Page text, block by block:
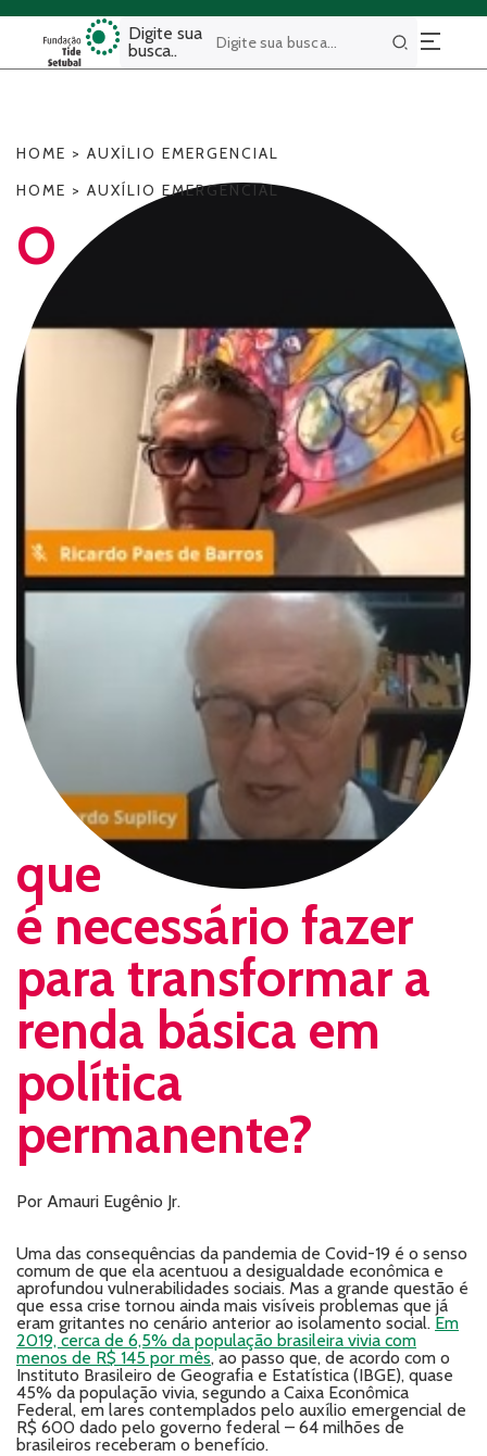
Digite sua
busca..
Buscar
HOME > AUXÍLIO EMERGENCIAL
HOME > AUXÍLIO EMERGENCIAL
O
que
é necessário fazer
para transformar a
renda básica em
política
permanente?
Por Amauri Eugênio Jr.
Uma das consequências da pandemia de Covid-19 é o senso
comum de que ela acentuou a desigualdade econômica e
aprofundou vulnerabilidades sociais. Mas a grande questão é
que essa crise tornou ainda mais visíveis problemas que já
eram gritantes no cenário anterior ao isolamento social. Em
2019, cerca de 6,5% da população brasileira vivia com
menos de R$ 145 por mês, ao passo que, de acordo com o
Instituto Brasileiro de Geografia e Estatística (IBGE), quase
45% da população vivia, segundo a Caixa Econômica
Federal, em lares contemplados pelo auxílio emergencial de
R$ 600 dado pelo governo federal – 64 milhões de
brasileiros receberam o benefício.